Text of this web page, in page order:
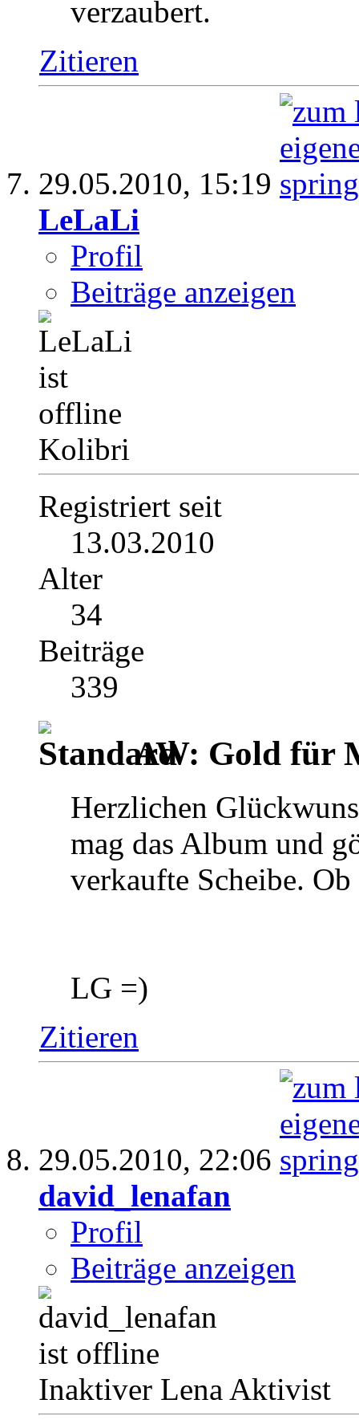
verzaubert.
Zitieren
29.05.2010, 15:19
LeLaLi
Profil
Beiträge anzeigen
Kolibri
Registriert seit
13.03.2010
Alter
34
Beiträge
339
AW: Gold für
Herzlichen
mag das Album und
verkaufte Scheibe.
LG =)
Zitieren
29.05.2010, 22:06
david_lenafan
Profil
Beiträge anzeigen
Inaktiver Lena Aktivist